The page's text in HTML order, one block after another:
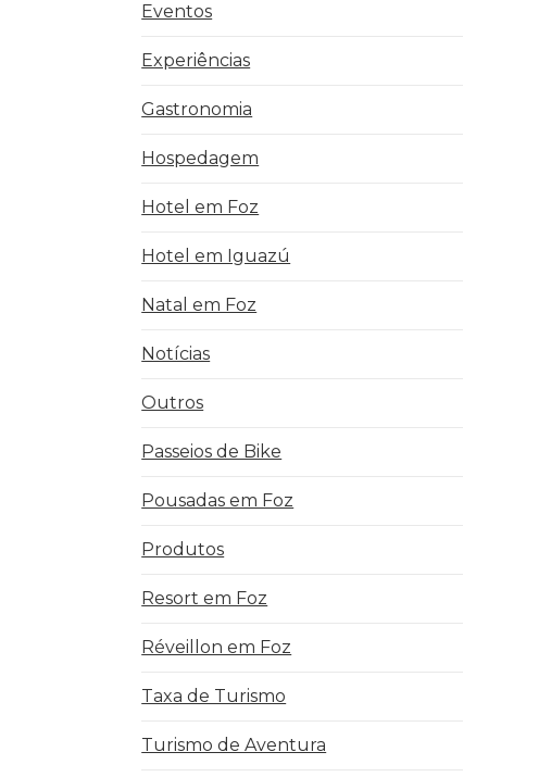
Eventos
Experiências
Gastronomia
Hospedagem
Hotel em Foz
Hotel em Iguazú
Natal em Foz
Notícias
Outros
Passeios de Bike
Pousadas em Foz
Produtos
Resort em Foz
Réveillon em Foz
Taxa de Turismo
Turismo de Aventura